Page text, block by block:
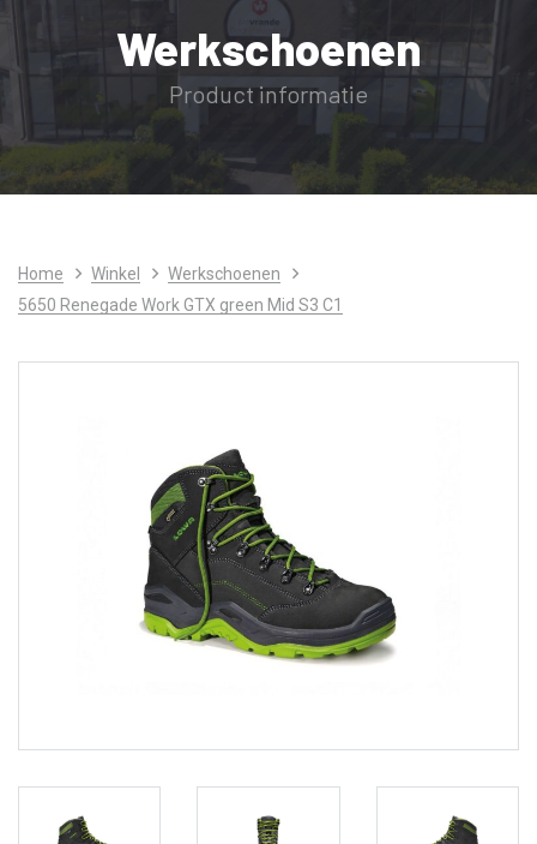
Werkschoenen
Product informatie
Home Winkel
Werkschoenen
5650 Renegade Work GTX green Mid S3 C1